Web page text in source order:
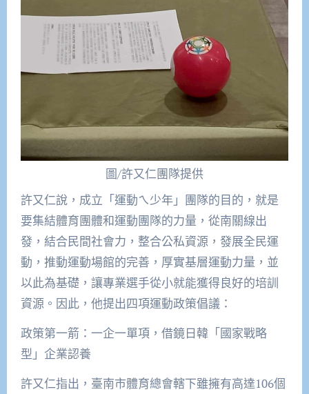
圖/許又仁團隊提供
許又仁說，成立「運動ㄟ少年」團隊的目的，就是
要集結體育團體和運動團隊的力量，從南關線出
發，結合民間社會力，整合公私資源，發展全民運
動，推動運動場館的完善，厚實基層運動力量，並
以此為基礎，讓專業選手從小就能獲得良好的培訓
資源。因此，他提出四項運動政策倡議：
政策第一箭：一企一單項，借鏡日韓「國家戰略
型」企業認養
許又仁指出，臺南市體育總會轄下雖擁有高達106個